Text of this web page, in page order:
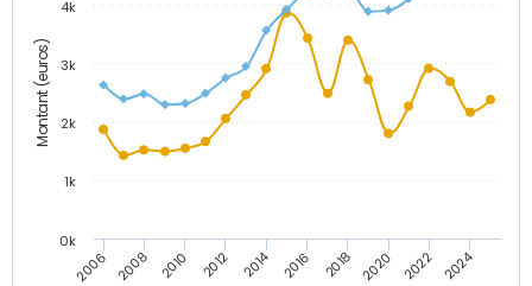
Montant (euros)
2006 2008 2010 2012 2014 2016 2018 2020 2022 2024
0k
1k
2k
3k
4k